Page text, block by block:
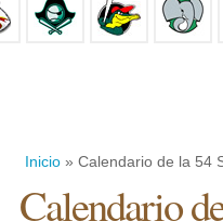
Inicio » Calendario de la 54
Calendario